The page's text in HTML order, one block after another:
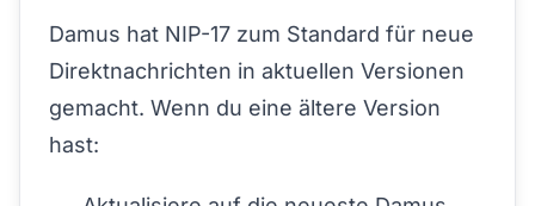
Damus hat NIP-17 zum Standard für neue
Direktnachrichten in aktuellen Versionen
gemacht. Wenn du eine ältere Version
hast: